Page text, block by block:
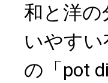
和と洋
いやすい
の「pot